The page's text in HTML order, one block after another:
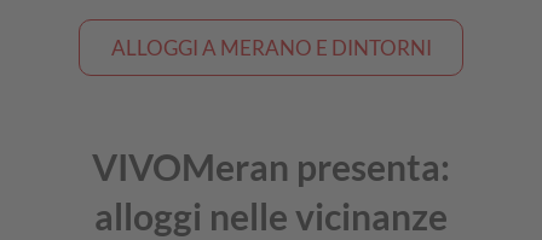
ALLOGGI A MERANO E DINTORNI
VIVOMeran presenta:
alloggi nelle vicinanze